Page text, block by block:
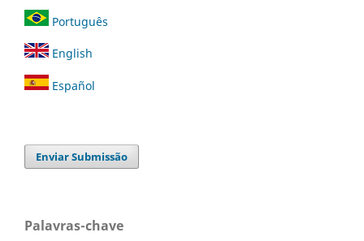
Português
English
Español
Enviar Submissão
Palavras-chave